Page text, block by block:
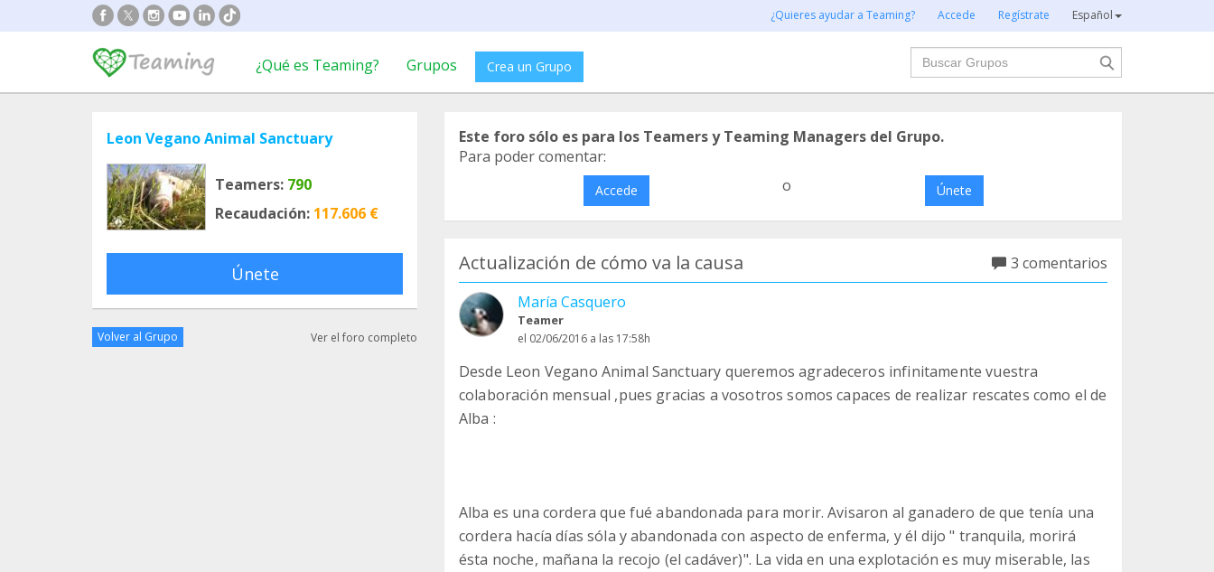
¿Quieres ayudar a Teaming? Accede Regístrate Español
¿Qué es Teaming? Grupos Crea un Grupo
Buscar
Leon Vegano Animal Sanctuary
Teamers: 790
Recaudación: 117.606 €
Únete
Volver al Grupo Ver el foro completo
Este foro sólo es para los Teamers y Teaming Managers del Grupo.
Para poder comentar:
Accede o Únete
Actualización de cómo va la causa
3 comentarios
María Casquero
Teamer
el 02/06/2016 a las 17:58h
Desde Leon Vegano Animal Sanctuary queremos agradeceros infinitamente vuestra
colaboración mensual ,pues gracias a vosotros somos capaces de realizar rescates como el de
Alba :
Alba es una cordera que fué abandonada para morir. Avisaron al ganadero de que tenía una
cordera hacía días sóla y abandonada con aspecto de enferma, y él dijo " tranquila, morirá
ésta noche, mañana la recojo (el cadáver)". La vida en una explotación es muy miserable, las